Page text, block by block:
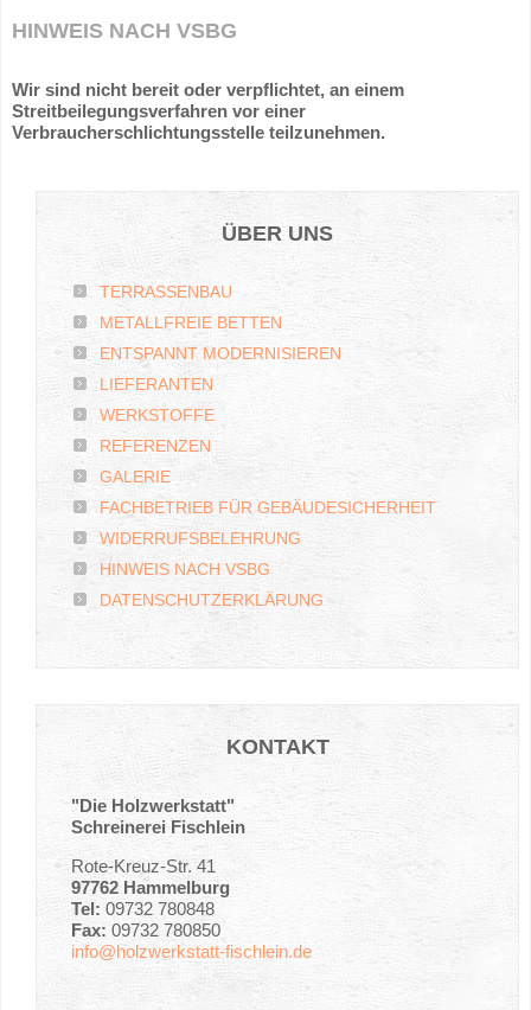
HINWEIS NACH VSBG
Wir sind nicht bereit oder verpflichtet, an einem
Streitbeilegungsverfahren vor einer
Verbraucherschlichtungsstelle teilzunehmen.
ÜBER UNS
TERRASSENBAU
METALLFREIE BETTEN
ENTSPANNT MODERNISIEREN
LIEFERANTEN
WERKSTOFFE
REFERENZEN
GALERIE
FACHBETRIEB FÜR GEBÄUDESICHERHEIT
WIDERRUFSBELEHRUNG
HINWEIS NACH VSBG
DATENSCHUTZERKLÄRUNG
KONTAKT
"Die Holzwerkstatt"
Schreinerei Fischlein
Rote-Kreuz-Str. 41
97762 Hammelburg
Tel: 09732 780848
Fax: 09732 780850
info@holzwerkstatt-fischlein.de